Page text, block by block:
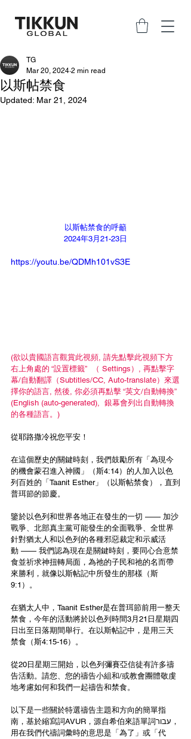
以斯帖禁食
TG
Mar 20, 2024 2 min read
Updated: Mar 21, 2024
以斯帖禁食的呼籲
2024年3月21-23日
https://youtu.be/QDMh101vS3E
(欲以貴國語言觀賞此視頻, 請先點擊此視頻下方
右上角處的 “設置標籤”  （ Settings）, 再點擊字
幕/自動翻譯（Subtitles/CC, Auto-translate）來選
擇你的語言, 然後, 你必須再點擊 “英文/自動轉換”
(English (auto-generated),  銀幕會列出自動轉換
的各種語言。)
從耶路撒冷祝您平安！
在這個歷史的關鍵時刻，我們鼓勵所有「為現今
的機會蒙召進入神國」（斯4:14）的人加入以色
列百姓的「Taanit Esther」（以斯帖禁食），直到
普珥節的節慶。
鑒於以色列和世界各地正在發生的一切 —— 加沙
戰爭、北部真主黨可能發生的全面戰爭、全世界
針對猶太人和以色列的各種邪惡裁定和示威活
動 —— 我們認為現在是關鍵時刻，要同心合意禁
食並祈求神扭轉局面，為祂的子民和祂的名而帶
來勝利，就像以斯帖記中所發生的那樣（斯
9:1）。
在猶太人中，Taanit Esther是在普珥節前用一整天
禁食，今年的活動將於以色列時間3月21日星期四
日出至日落期間舉行。在以斯帖記中，是用三天
禁食（斯4:15-16）。
從20日星期三開始，以色列彌賽亞信徒有許多禱
告活動。請您、您的禱告小組和/或教會團體敬虔
地考慮如何和我們一起禱告和禁食。
以下是一些關於特選禱告主題和方向的簡單指
南，基於縮寫詞AVUR，源自希伯來語單詞עבור，
用在我們代禱詞彙時的意思是「為了」或「代